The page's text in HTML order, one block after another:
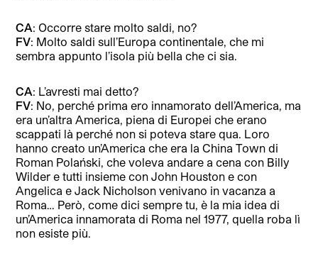
CA: Occorre stare molto saldi, no?
FV: Molto saldi sull’Europa continentale, che mi
sembra appunto l’isola più bella che ci sia.
CA: L’avresti mai detto?
FV: No, perché prima ero innamorato dell’America, ma
era un’altra America, piena di Europei che erano
scappati là perché non si poteva stare qua. Loro
hanno creato un’America che era la China Town di
Roman Polański, che voleva andare a cena con Billy
Wilder e tutti insieme con John Houston e con
Angelica e Jack Nicholson venivano in vacanza a
Roma… Però, come dici sempre tu, è la mia idea di
un’America innamorata di Roma nel 1977, quella roba lì
non esiste più.